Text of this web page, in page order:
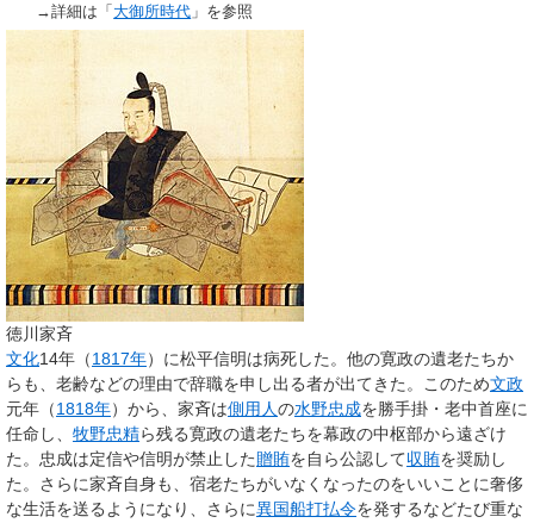
→詳細は「 大御所時代 」を参照
徳川家斉
文化14年（1817年）に松平信明は病死した。他の寛政の遺老たちか
らも、老齢などの理由で辞職を申し出る者が出てきた。このため文政
元年（1818年）から、家斉は側用人の水野忠成を勝手掛・老中首座に
任命し、 牧野忠精ら残る寛政の遺老たちを幕政の中枢部から遠ざけ
た。忠成は定信や信明が禁止した贈賄を自ら公認して収賄を奨励し
た。さらに家斉自身も、宿老たちがいなくなったのをいいことに奢侈
な生活を送るようになり、さらに異国船打払令を発するなどたび重な